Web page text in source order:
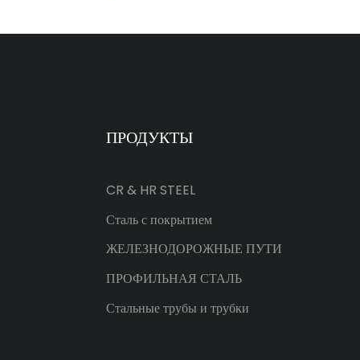
ПРОДУКТЫ
CR & HR STEEL
Сталь с покрытием
ЖЕЛЕЗНОДОРОЖНЫЕ ПУТИ
ПРОФИЛЬНАЯ СТАЛЬ
Стальные трубы и трубки